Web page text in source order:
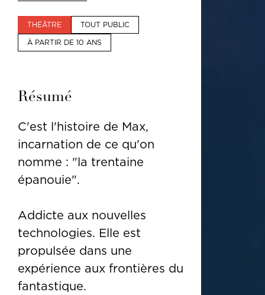
THÉÂTRE
TOUT PUBLIC
À PARTIR DE 10 ANS
Résumé
C'est l'histoire de Max,
incarnation de ce qu'on
nomme : "la trentaine
épanouie".
Addicte aux nouvelles
technologies. Elle est
propulsée dans une
expérience aux frontières du
fantastique.